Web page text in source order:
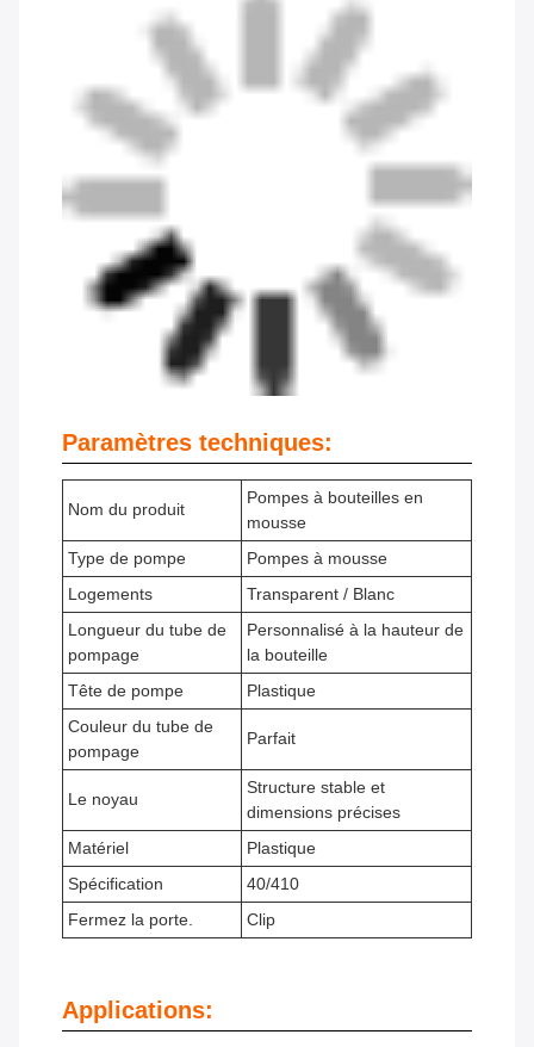
Paramètres techniques:
Nom du produit
Pompes à bouteilles en
mousse
Type de pompe
Pompes à mousse
Logements
Transparent / Blanc
Longueur du tube de
pompage
Personnalisé à la hauteur de
la bouteille
Tête de pompe
Plastique
Couleur du tube de
pompage
Parfait
Le noyau
Structure stable et
dimensions précises
Matériel
Plastique
Spécification
40/410
Fermez la porte.
Clip
Applications: